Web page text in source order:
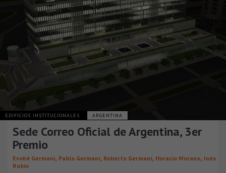
EDIFICIOS INSTITUCIONALES ARGENTINA
Sede Correo Oficial de Argentina, 3er
Premio
Evohé Germani, Pablo Germani, Roberto Germani, Horacio Morano, Inés
Rubio